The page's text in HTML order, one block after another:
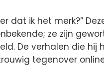
dat ik het merk?”
ze zijn
De verhalen die hij
tegenover